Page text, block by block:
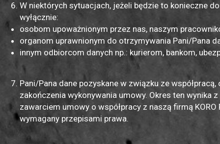
W niektórych sytuacjach, jeżeli będzie to konieczne
wyłącznie:
osobom upoważnionym przez nas, naszym
organom uprawnionym do otrzymywania Pani/Pana
innym odbiorcom danych np.: kurierom, bankom,
Pani/Pana dane pozyskane w związku ze
zakończenia wykonywania umowy. Okres ten
zawarciem umowy o współpracy z naszą firmą
wymagany przepisami prawa.